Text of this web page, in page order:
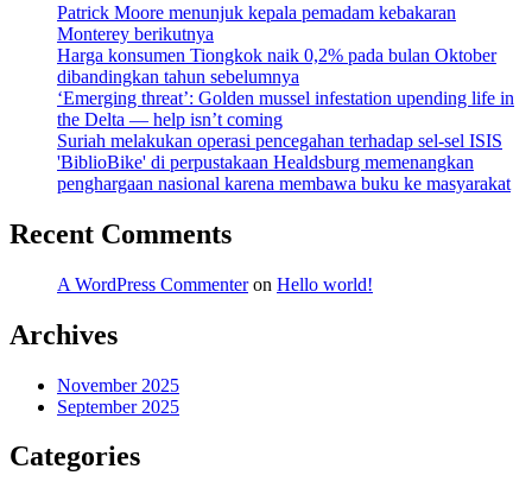
Patrick Moore menunjuk kepala pemadam kebakaran
Monterey berikutnya
Harga konsumen Tiongkok naik 0,2% pada bulan Oktober
dibandingkan tahun sebelumnya
‘Emerging threat’: Golden mussel infestation upending life in
the Delta — help isn’t coming
Suriah melakukan operasi pencegahan terhadap sel-sel ISIS
'BiblioBike' di perpustakaan Healdsburg memenangkan
penghargaan nasional karena membawa buku ke masyarakat
Recent Comments
A WordPress Commenteron Hello world!
Archives
November 2025
September 2025
Categories